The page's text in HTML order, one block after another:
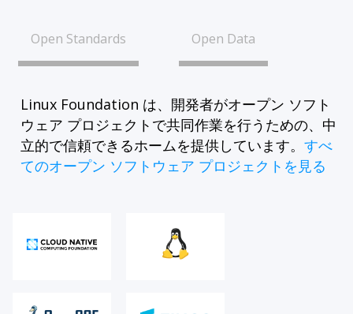
Open Standards Open Data
Linux Foundation は、開発者がオープン ソフト
ウェア プロジェクトで共同作業を行うための、中
立的で信頼できるホームを提供しています。 すべ
てのオープン ソフトウェア プロジェクトを見る